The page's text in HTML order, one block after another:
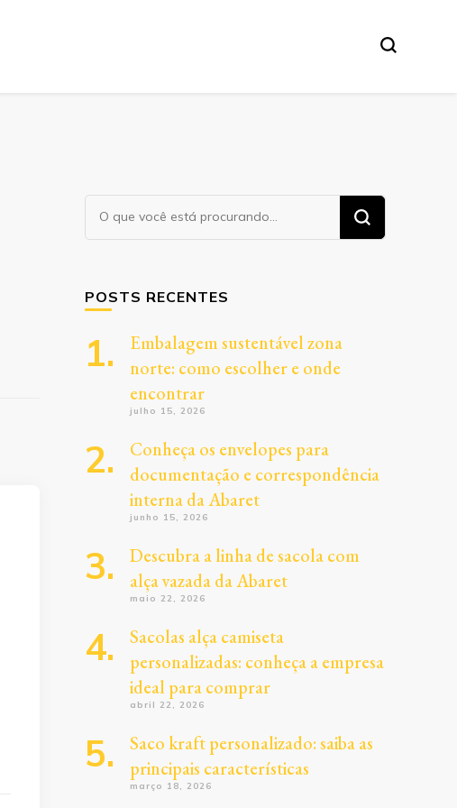
Procurando
algo?
POSTS RECENTES
Embalagem sustentável zona
norte: como escolher e onde
encontrar
julho 15, 2026
Conheça os envelopes para
documentação e correspondência
interna da Abaret
junho 15, 2026
Descubra a linha de sacola com
alça vazada da Abaret
maio 22, 2026
Sacolas alça camiseta
personalizadas: conheça a empresa
ideal para comprar
abril 22, 2026
Saco kraft personalizado: saiba as
principais características
março 18, 2026